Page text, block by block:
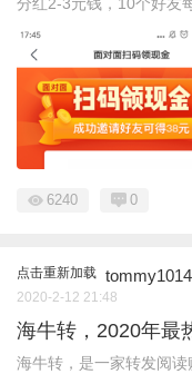
分红2-3元钱，10个好友
6240 0
点击重新加载 tommy1014
2020-2-12 21:48
海牛转，2020年最
海牛转，是一家转发阅